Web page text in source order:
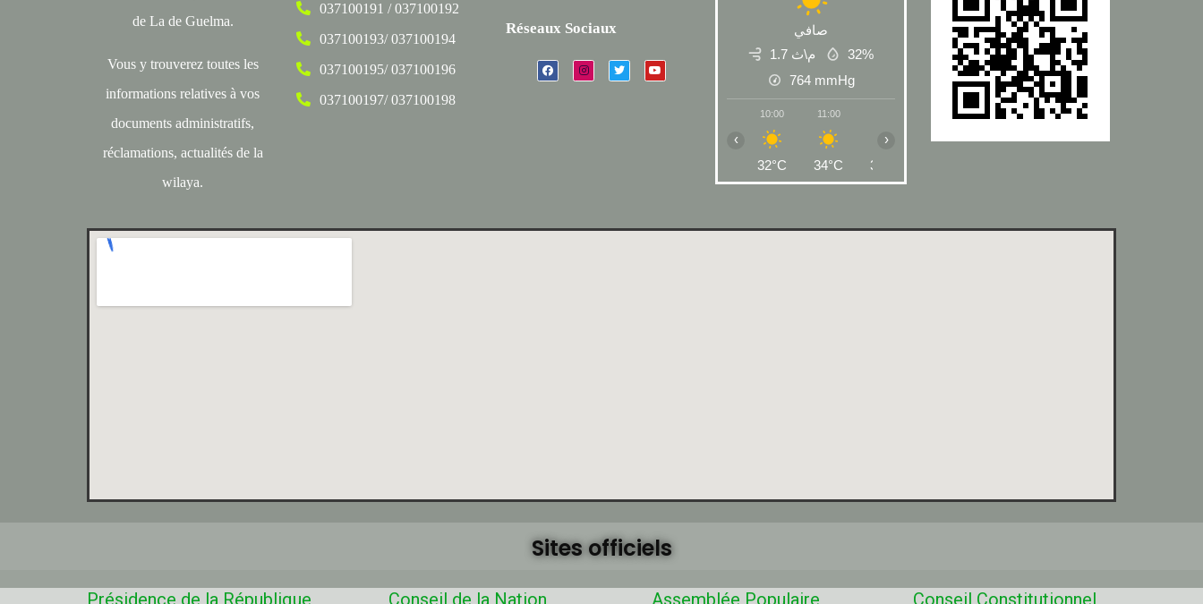
de La de Guelma.
Vous y trouverez toutes les
informations relatives à vos
documents administratifs,
réclamations, actualités de la
wilaya.
037100191 / 037100192
037100193/ 037100194
037100195/ 037100196
037100197/ 037100198
Réseaux Sociaux
صافي
1.7 م\ث
32%
764 mmHg
10:00
32°C
11:00
34°C 35°C
15:00
‹ ›
Sites officiels
Présidence de la République Conseil de la Nation Assemblée Populaire Conseil Constitutionnel